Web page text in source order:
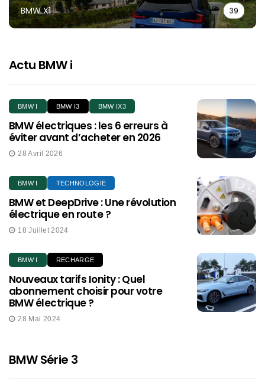
BMW X1 39
Actu BMW i
BMW I BMW I3 BMW IX3
BMW électriques : les 6 erreurs à
éviter avant d’acheter en 2026
28 Avril 2026
BMW I TECHNOLOGIE
BMW et DeepDrive : Une révolution
électrique en route ?
18 Juillet 2024
BMW I RECHARGE
Nouveaux tarifs Ionity : Quel
abonnement choisir pour votre
BMW électrique ?
28 Mai 2024
BMW Série 3